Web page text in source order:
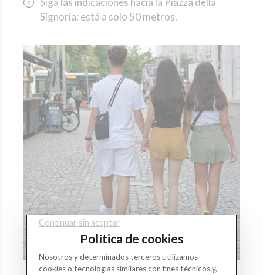
Signoria: está a solo 50 metros.
Continuar sin aceptar
Política de cookies
Nosotros y determinados terceros utilizamos
cookies o tecnologías similares con fines técnicos y,